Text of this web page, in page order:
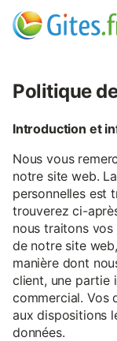
Politique
Introduction et
Nous vous
notre site web.
personnelles est
trouverez ci-
nous traitons
de notre site
manière dont
client, une partie
commercial. Vos
aux dispositions
données.